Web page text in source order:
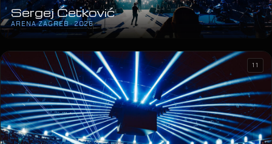
Sergej Ćetković
ARENA ZAGREB · 2026
11